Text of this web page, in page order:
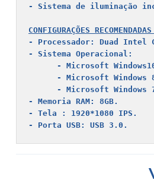
- Sistema de iluminação
CONFIGURAÇÕES
- Processador: Duad Intel
- Sistema Operacional:
- Microsoft
- Microsoft Windows
- Memoria RAM: 8GB.
- Tela : 1920*1080 IPS.
- Porta USB: USB 3.0.